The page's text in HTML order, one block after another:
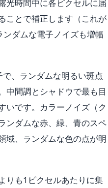
光時間中に各ピクセルに届
ことで補正します（これが
ダムな電子ノイズも増幅
、ランダムな明るい斑点
中間調とシャドウで最も目
いです。カラーノイズ（ク
ンダムな赤、緑、青のスペ
域、ランダムな色の点が明
りも1ピクセルあたりに集